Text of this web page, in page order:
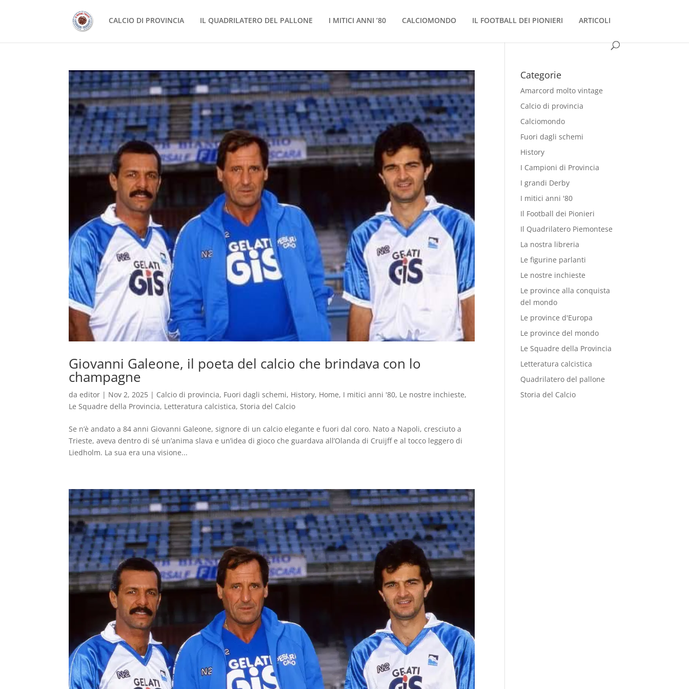
CALCIO DI PROVINCIA IL QUADRILATERO DEL PALLONE I MITICI ANNI ’80 CALCIOMONDO IL FOOTBALL DEI PIONIERI ARTICOLI
Giovanni Galeone, il poeta del calcio che brindava con lo
champagne
daeditor | Nov 2, 2025 | Calcio di provincia, Fuori dagli schemi, History, Home, I mitici anni '80, Le nostre inchieste,
Le Squadre della Provincia, Letteratura calcistica,Storia del Calcio
Se n’è andato a 84 anni Giovanni Galeone, signore di un calcio elegante e fuori dal coro. Nato a Napoli, cresciuto a
Trieste, aveva dentro di sé un’anima slava e un’idea di gioco che guardava all’Olanda di Cruijff e al tocco leggero di
Liedholm. La sua era una visione...
Categorie
Amarcord molto vintage
Calcio di provincia
Calciomondo
Fuori dagli schemi
History
I Campioni di Provincia
I grandi Derby
I mitici anni '80
Il Football dei Pionieri
Il Quadrilatero Piemontese
La nostra libreria
Le figurine parlanti
Le nostre inchieste
Le province alla conquista
del mondo
Le province d'Europa
Le province del mondo
Le Squadre della Provincia
Letteratura calcistica
Quadrilatero del pallone
Storia del Calcio